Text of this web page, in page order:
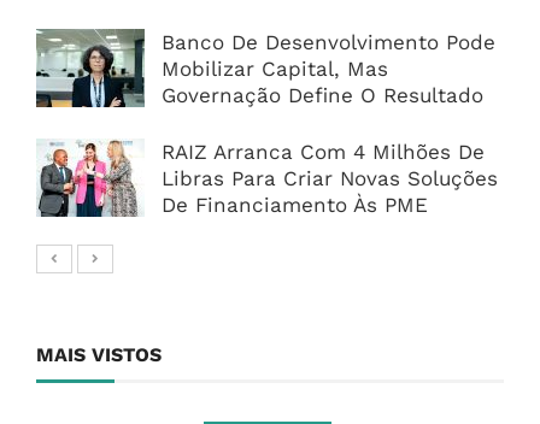
Banco De Desenvolvimento Pode
Mobilizar Capital, Mas
Governação Define O Resultado
RAIZ Arranca Com 4 Milhões De
Libras Para Criar Novas Soluções
De Financiamento Às PME
MAIS VISTOS